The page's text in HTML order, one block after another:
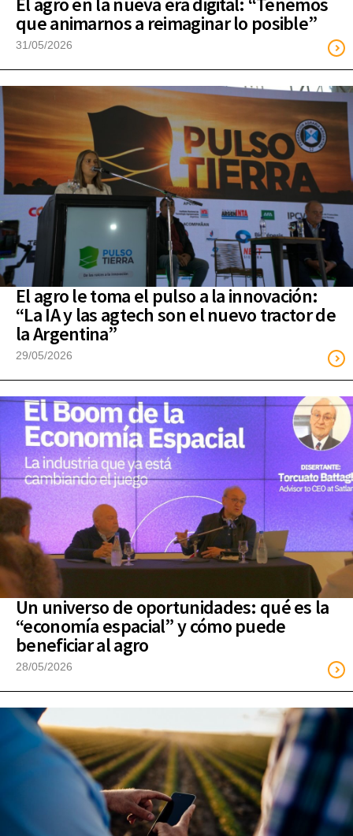
que animarnos a reimaginar lo posible”
31/05/2026
El agro le toma el pulso a la innovación:
“La IA y las agtech son el nuevo tractor de
la Argentina”
29/05/2026
Un universo de oportunidades: qué es la
“economía espacial” y cómo puede
beneficiar al agro
28/05/2026